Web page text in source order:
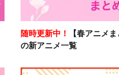
随時更新中！
【春アニメ
の新アニメ一覧